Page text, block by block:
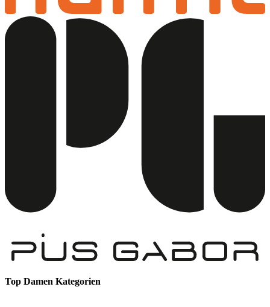
Top Damen Kategorien